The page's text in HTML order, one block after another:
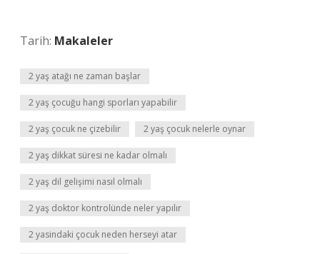
Tarih: Makaleler
2 yaş atağı ne zaman başlar
2 yaş çocuğu hangi sporları yapabilir
2 yaş çocuk ne çizebilir 2 yaş çocuk nelerle oynar
2 yaş dikkat süresi ne kadar olmalı
2 yaş dil gelişimi nasıl olmalı
2 yaş doktor kontrolünde neler yapılır
2 yasindaki çocuk neden herseyi atar